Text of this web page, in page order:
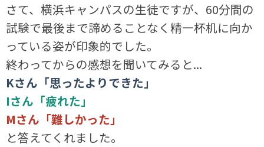
さて、横浜キャンパスの生徒ですが、60分間の
試験で最後まで諦めることなく精一杯机に向か
っている姿が印象的でした。
終わってからの感想を聞いてみると...
Kさん「思ったよりできた」
Iさん「疲れた」
Mさん「難しかった」
と答えてくれました。